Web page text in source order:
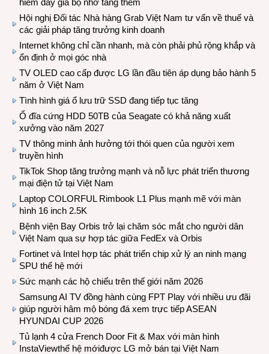
Hội nghị Đối tác Nhà hàng Grab Việt Nam tư vấn về thuế và
các giải pháp tăng trưởng kinh doanh
Internet không chỉ cần nhanh, mà còn phải phủ rộng khắp và
ổn định ở mọi góc nhà
TV OLED cao cấp được LG lần đầu tiên áp dụng bảo hành 5
năm ở Việt Nam
Tình hình giá ổ lưu trữ SSD đang tiếp tục tăng
Ổ đĩa cứng HDD 50TB của Seagate có khả năng xuất
xưởng vào năm 2027
TV thông minh ảnh hưởng tới thói quen của người xem
truyền hình
TikTok Shop tăng trưởng mạnh và nỗ lực phát triển thương
mại điện tử tại Việt Nam
Laptop COLORFUL Rimbook L1 Plus mạnh mẽ với màn
hình 16 inch 2.5K
Bệnh viện Bay Orbis trở lại chăm sóc mắt cho người dân
Việt Nam qua sự hợp tác giữa FedEx và Orbis
Fortinet và Intel hợp tác phát triển chip xử lý an ninh mạng
SPU thế hệ mới
Sức mạnh các hộ chiếu trên thế giới năm 2026
Samsung AI TV đồng hành cùng FPT Play với nhiều ưu đãi
giúp người hâm mộ bóng đá xem trực tiếp ASEAN
HYUNDAI CUP 2026
Tủ lạnh 4 cửa French Door Fit & Max với màn hình
InstaViewthế hệ mớiđược LG mở bán tại Việt Nam